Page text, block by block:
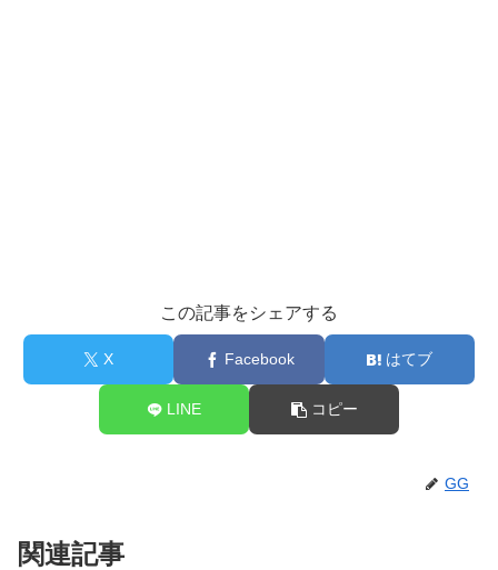
この記事をシェアする
X Facebook はてブ
LINE コピー
GG
関連記事